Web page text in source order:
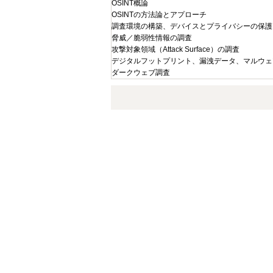
OSINT概論
OSINTの方法論とアプローチ
調査環境の構築、デバイスとプライバシーの保護
脅威／脆弱性情報の調査
攻撃対象領域（Attack Surface）の調査
デジタルフットプリント、漏洩データ、マルウ
ダークウェブ調査